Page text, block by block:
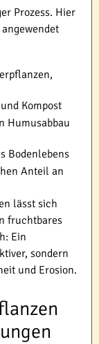
Prozess. Hier
Kompost
Humusabbau
Bodenlebens
Anteil an
lässt sich
fruchtbares
Ein
sondern
und Erosion.